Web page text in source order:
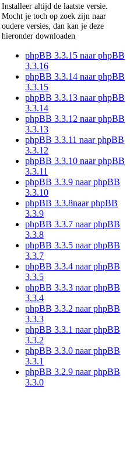
Installeer altijd de laatste versie.
Mocht je toch op zoek zijn naar
oudere versies, dan kan je deze
hieronder downloaden
phpBB 3.3.15 naar phpBB
3.3.16
phpBB 3.3.14 naar phpBB
3.3.15
phpBB 3.3.13 naar phpBB
3.3.14
phpBB 3.3.12 naar phpBB
3.3.13
phpBB 3.3.11 naar phpBB
3.3.12
phpBB 3.3.10 naar phpBB
3.3.11
phpBB 3.3.9 naar phpBB
3.3.10
phpBB 3.3.8naar phpBB
3.3.9
phpBB 3.3.7 naar phpBB
3.3.8
phpBB 3.3.5 naar phpBB
3.3.7
phpBB 3.3.4 naar phpBB
3.3.5
phpBB 3.3.3 naar phpBB
3.3.4
phpBB 3.3.2 naar phpBB
3.3.3
phpBB 3.3.1 naar phpBB
3.3.2
phpBB 3.3.0 naar phpBB
3.3.1
phpBB 3.2.9 naar phpBB
3.3.0